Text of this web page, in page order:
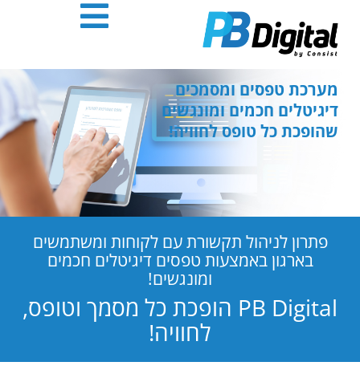
אנטר
מערכת טפסים ומסמכים
דיגיטלים חכמים ומונגשים
שהופכת כל טופס לחוויה!
פתרון לניהול תקשורת עם לקוחות ומשתמשים
בארגון באמצעות טפסים דיגיטלים חכמים
ומונגשים!
PB Digital הופכת כל מסמך וטופס,
לחוויה!